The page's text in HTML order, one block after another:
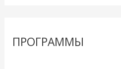
ПРОГРАММЫ